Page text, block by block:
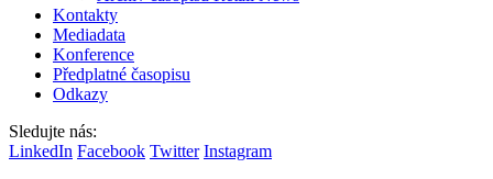
Kontakty
Mediadata
Konference
Předplatné časopisu
Odkazy
Sledujte nás:
LinkedIn Facebook Twitter Instagram